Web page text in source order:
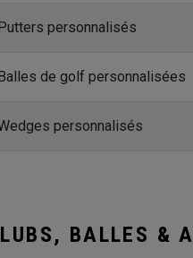
personnalisés
de golf personnalisées
personnalisés
BALLES &